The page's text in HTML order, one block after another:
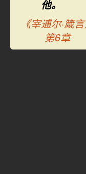
他。
《宰逋尔·箴言
第6章